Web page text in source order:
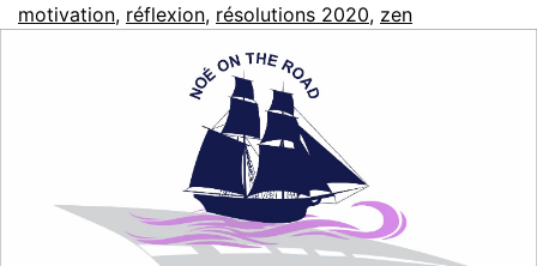
motivation, réflexion, résolutions 2020, zen